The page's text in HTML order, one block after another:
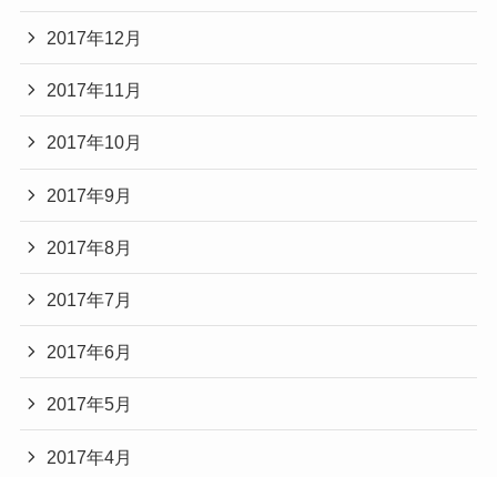
2017年12月
2017年11月
2017年10月
2017年9月
2017年8月
2017年7月
2017年6月
2017年5月
2017年4月